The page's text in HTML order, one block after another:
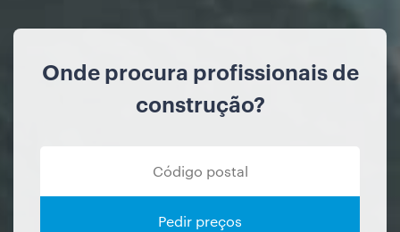
Onde procura profissionais de
construção?
Pedir preços